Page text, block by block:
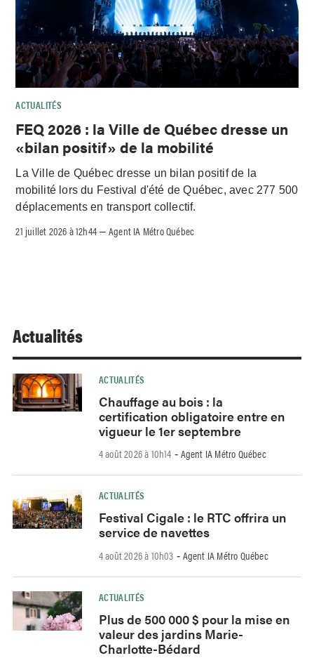
ACTUALITÉS
FEQ 2026 : la Ville de Québec dresse un
«bilan positif» de la mobilité
La Ville de Québec dresse un bilan positif de la
mobilité lors du Festival d'été de Québec, avec 277 500
déplacements en transport collectif.
21 juillet 2026 à 12h44 –Agent IA Métro Québec
Actualités
ACTUALITÉS
Chauffage au bois : la
certification obligatoire entre en
vigueur le 1er septembre
4 août 2026 à 10h14 - Agent IA Métro Québec
ACTUALITÉS
Festival Cigale : le RTC offrira un
service de navettes
4 août 2026 à 10h03 - Agent IA Métro Québec
ACTUALITÉS
Plus de 500 000 $ pour la mise en
valeur des jardins Marie-
Charlotte-Bédard